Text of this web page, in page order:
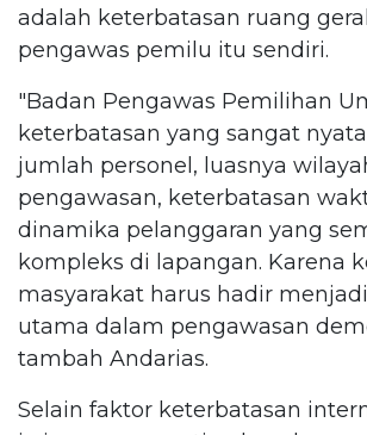
adalah keterbatasan ruang
pengawas pemilu itu sendiri.
"Badan Pengawas Pemilihan
keterbatasan yang sangat
jumlah personel, luasnya
pengawasan, keterbatasan
dinamika pelanggaran yang
kompleks di lapangan. Karena
masyarakat harus hadir
utama dalam pengawasan
tambah Andarias.
Selain faktor keterbatasan